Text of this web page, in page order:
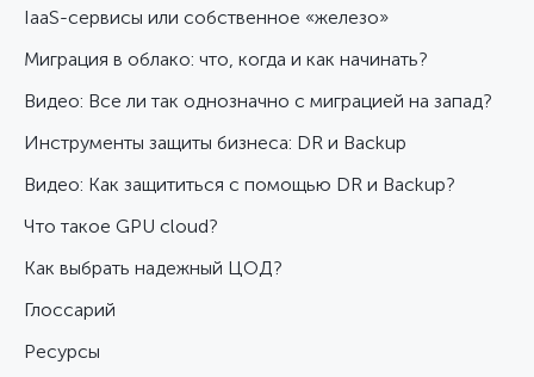
IaaS-сервисы или собственное «железо»
Миграция в облако: что, когда и как начинать?
Видео: Все ли так однозначно с миграцией на запад?
Инструменты защиты бизнеса: DR и Backup
Видео: Как защититься с помощью DR и Backup?
Что такое GPU cloud?
Как выбрать надежный ЦОД?
Глоссарий
Ресурсы